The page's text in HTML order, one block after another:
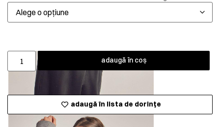
adaugă în coș
adaugă în lista de dorințe